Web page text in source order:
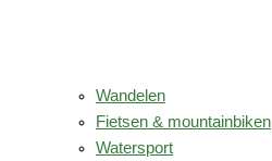
Wandelen
Fietsen & mountainbiken
Watersport